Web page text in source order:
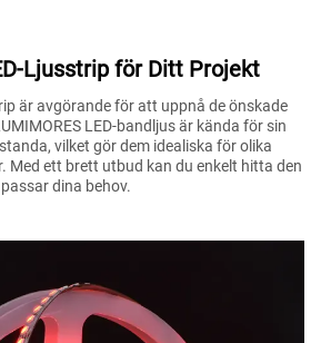
Ljusstrip för Ditt Projekt
är avgörande för att uppnå de önskade
LED-bandljus är kända för sin
vilket gör dem idealiska för olika
Med ett brett utbud kan du enkelt hitta den
dina behov.